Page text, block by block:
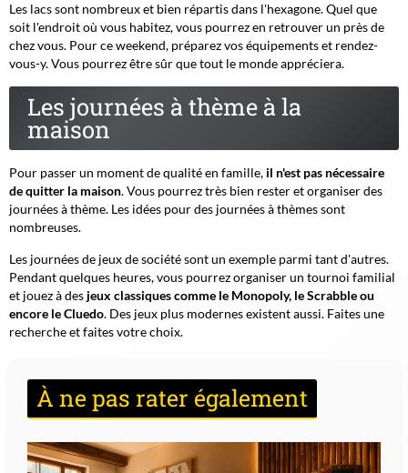
Les lacs sont nombreux et bien répartis dans l'hexagone. Quel que
soit l'endroit où vous habitez, vous pourrez en retrouver un près de
chez vous. Pour ce weekend, préparez vos équipements et rendez-
vous-y. Vous pourrez être sûr que tout le monde appréciera.
Les journées à thème à la
maison
Pour passer un moment de qualité en famille, il n'est pas nécessaire
de quitter la maison. Vous pourrez très bien rester et organiser des
journées à thème. Les idées pour des journées à thèmes sont
nombreuses.
Les journées de jeux de société sont un exemple parmi tant d'autres.
Pendant quelques heures, vous pourrez organiser un tournoi familial
et jouez à des jeux classiques comme le Monopoly, le Scrabble ou
encore le Cluedo. Des jeux plus modernes existent aussi. Faites une
recherche et faites votre choix.
À ne pas rater également